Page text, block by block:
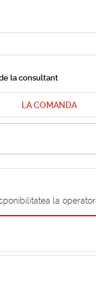
la consultant
LA COMANDA
la operator